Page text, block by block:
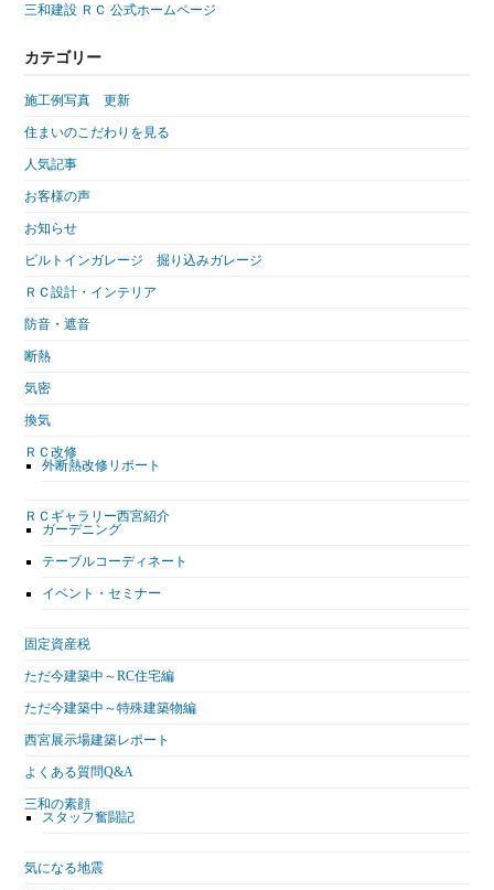
三和建設 ＲＣ 公式ホームページ
カテゴリー
施工例写真 更新
住まいのこだわりを見る
人気記事
お客様の声
お知らせ
ビルトインガレージ 掘り込みガレージ
ＲＣ設計・インテリア
防音・遮音
断熱
気密
換気
ＲＣ改修
外断熱改修リポート
ＲＣギャラリー西宮紹介
ガーデニング
テーブルコーディネート
イベント・セミナー
固定資産税
ただ今建築中～RC住宅編
ただ今建築中～特殊建築物編
西宮展示場建築レポート
よくある質問Q&A
三和の素顔
スタッフ奮闘記
気になる地震